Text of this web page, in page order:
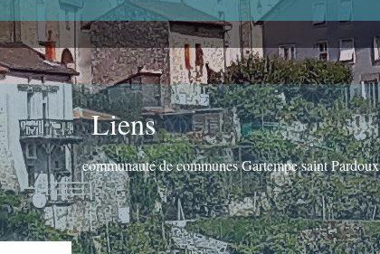
Liens
communauté de communes Gartempe saint Pardoux